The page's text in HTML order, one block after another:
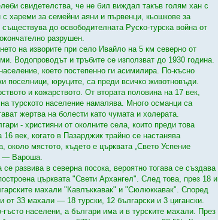
свидетелства, че не бил виждал такъв голям хан с
хареми за семейни аяни и първенци, кьошкове за
до освободителната Руско-турска война от
разрушен.
на изворите при село Ивайло на 5 км северно от
Водопроводът и тръбите се използват до 1930 година.
което постепенно ги асимилира. По-късно
поселници, юруците, са преди всичко животновъди.
и кожарството. От втората половина на 17 век,
турското население намалява. Много османци са
жертва на болести като чумата и холерата.
- християни от околните села, които преди това
век, когато в Пазарджик трайно се настанява
около мястото, където е църквата „Свето Успение
— Вароша.
развива в северна посока, вероятно тогава се създава
църквата "Свети Архангел". След това, през 18 и
махали "Кавлъккавак" и "Сюлюккавак". Според
33 махали — 18 турски, 12 български и 3 цигански.
населени, а българи има и в турските махали. През